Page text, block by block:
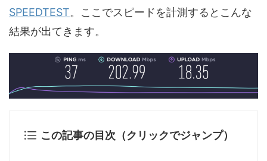
SPEEDTEST。ここでスピードを計測するとこんな
結果が出てきます。
この記事の目次（クリックでジャンプ）